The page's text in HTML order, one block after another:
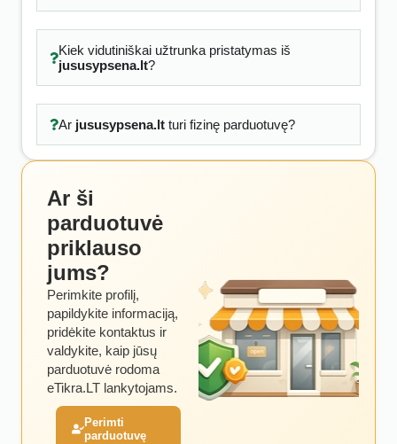
Kiek vidutiniškai užtrunka pristatymas iš
jususypsena.lt?
Ar jususypsena.ltturi fizinę parduotuvę?
Ar ši
parduotuvė
priklauso
jums?
Perimkite profilį,
papildykite informaciją,
pridėkite kontaktus ir
valdykite, kaip jūsų
parduotuvė rodoma
eTikra.LT lankytojams.
Perimti
parduotuvę